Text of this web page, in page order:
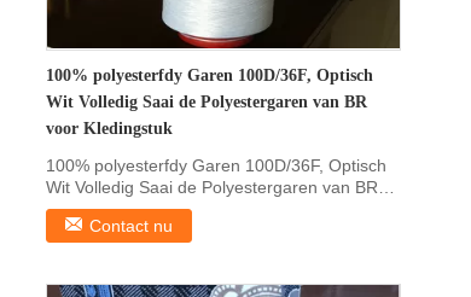
100% polyesterfdy Garen 100D/36F, Optisch
Wit Volledig Saai de Polyestergaren van BR
voor Kledingstuk
100% polyesterfdy Garen 100D/36F, Optisch
Wit Volledig Saai de Polyestergaren van BR
voor ...
Contact nu